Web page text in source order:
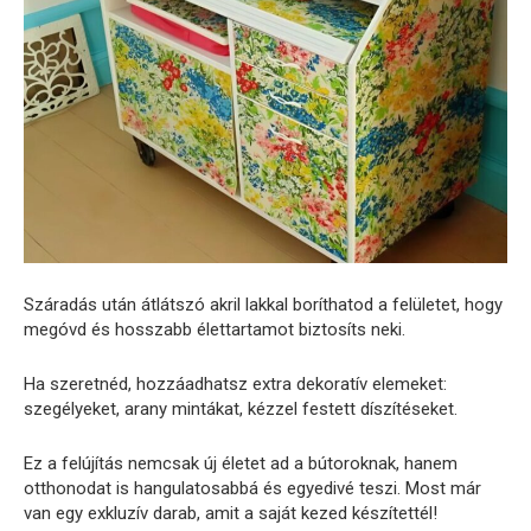
Száradás után átlátszó akril lakkal boríthatod a felületet, hogy
megóvd és hosszabb élettartamot biztosíts neki.
Ha szeretnéd, hozzáadhatsz extra dekoratív elemeket:
szegélyeket, arany mintákat, kézzel festett díszítéseket.
Ez a felújítás nemcsak új életet ad a bútoroknak, hanem
otthonodat is hangulatosabbá és egyedivé teszi. Most már
van egy exkluzív darab, amit a saját kezed készítettél!